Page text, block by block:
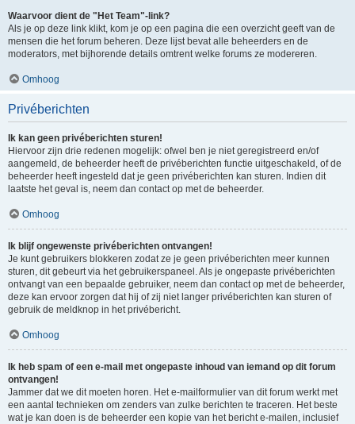
Waarvoor dient de "Het Team"-link?
Als je op deze link klikt, kom je op een pagina die een overzicht geeft van de
mensen die het forum beheren. Deze lijst bevat alle beheerders en de
moderators, met bijhorende details omtrent welke forums ze modereren.
Omhoog
Privéberichten
Ik kan geen privéberichten sturen!
Hiervoor zijn drie redenen mogelijk: ofwel ben je niet geregistreerd en/of
aangemeld, de beheerder heeft de privéberichten functie uitgeschakeld, of de
beheerder heeft ingesteld dat je geen privéberichten kan sturen. Indien dit
laatste het geval is, neem dan contact op met de beheerder.
Omhoog
Ik blijf ongewenste privéberichten ontvangen!
Je kunt gebruikers blokkeren zodat ze je geen privéberichten meer kunnen
sturen, dit gebeurt via het gebruikerspaneel. Als je ongepaste privéberichten
ontvangt van een bepaalde gebruiker, neem dan contact op met de beheerder,
deze kan ervoor zorgen dat hij of zij niet langer privéberichten kan sturen of
gebruik de meldknop in het privébericht.
Omhoog
Ik heb spam of een e-mail met ongepaste inhoud van iemand op dit forum
ontvangen!
Jammer dat we dit moeten horen. Het e-mailformulier van dit forum werkt met
een aantal technieken om zenders van zulke berichten te traceren. Het beste
wat je kan doen is de beheerder een kopie van het bericht e-mailen, inclusief